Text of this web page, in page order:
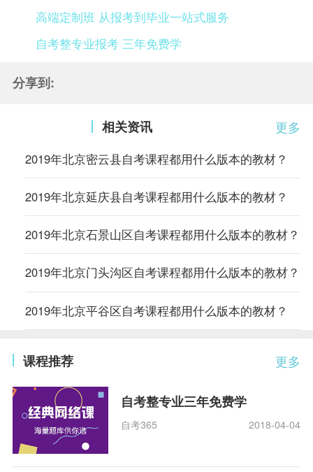
高端定制班 从报考到毕业一站式服务
自考整专业报考 三年免费学
分享到:
更多
相关资讯
2019年北京密云县自考课程都用什么版本的教材？
2019年北京延庆县自考课程都用什么版本的教材？
2019年北京石景山区自考课程都用什么版本的教材？
2019年北京门头沟区自考课程都用什么版本的教材？
2019年北京平谷区自考课程都用什么版本的教材？
更多
课程推荐
自考整专业三年免费学
自考365 2018-04-04